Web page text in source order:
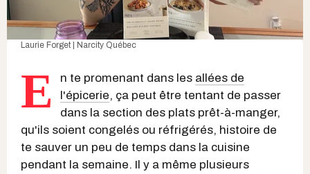
Laurie Forget | Narcity Québec
E n te promenant dans les allées de
l'épicerie, ça peut être tentant de passer
dans la section des plats prêt-à-manger,
qu'ils soient congelés ou réfrigérés, histoire de
te sauver un peu de temps dans la cuisine
pendant la semaine. Il y a même plusieurs